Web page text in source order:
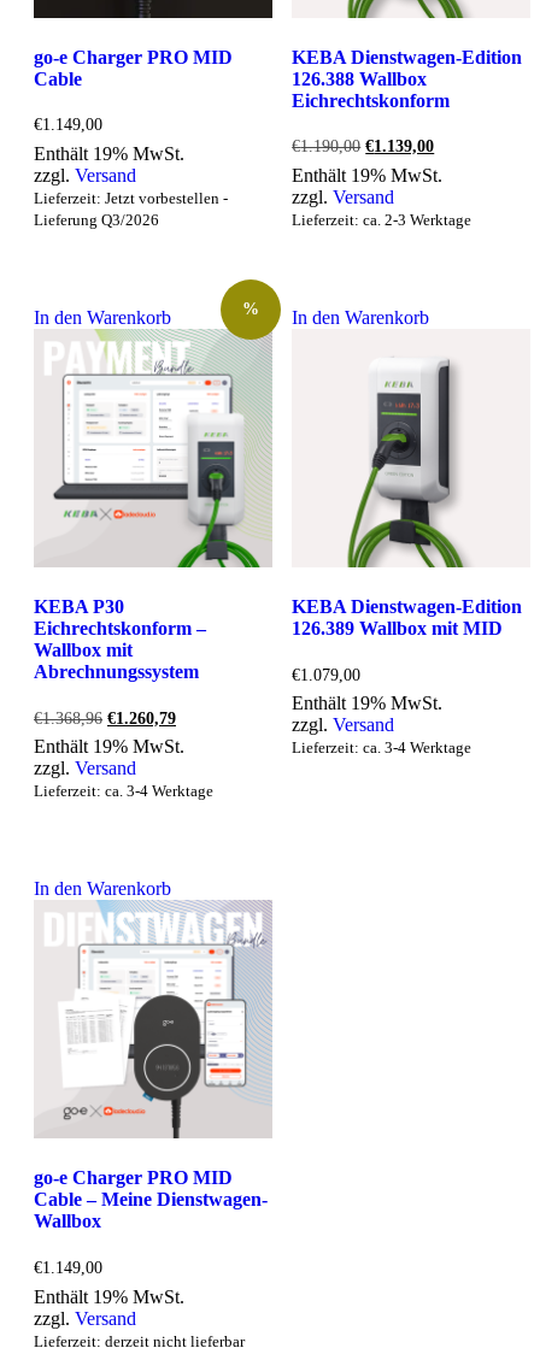
go-e Charger PRO MID
Cable
€1.149,00
Enthält 19% MwSt.
zzgl. Versand
Lieferzeit: Jetzt vorbestellen -
Lieferung Q3/2026
KEBA Dienstwagen-Edition
126.388 Wallbox
Eichrechtskonform
€1.190,00 Ursprünglicher
Preis
war:
€1.190,00
€1.139,00Aktueller
ist:
Enthält 19% MwSt.
zzgl.Versand
Lieferzeit: ca. 2-3 Werktage
In den Warenkorb %
KEBA P30
Eichrechtskonform –
Wallbox mit
Abrechnungssystem
€1.368,96 Ursprünglicher
Preis
war:
€1.368,96
€1.260,79Aktueller
ist:
Enthält 19% MwSt.
zzgl. Versand
Lieferzeit: ca. 3-4 Werktage
In den Warenkorb
KEBA Dienstwagen-Edition
126.389 Wallbox mit MID
€1.079,00
Enthält 19% MwSt.
zzgl.Versand
Lieferzeit: ca. 3-4 Werktage
In den Warenkorb
go-e Charger PRO MID
Cable – Meine Dienstwagen-
Wallbox
€1.149,00
Enthält 19% MwSt.
zzgl. Versand
Lieferzeit: derzeit nicht lieferbar